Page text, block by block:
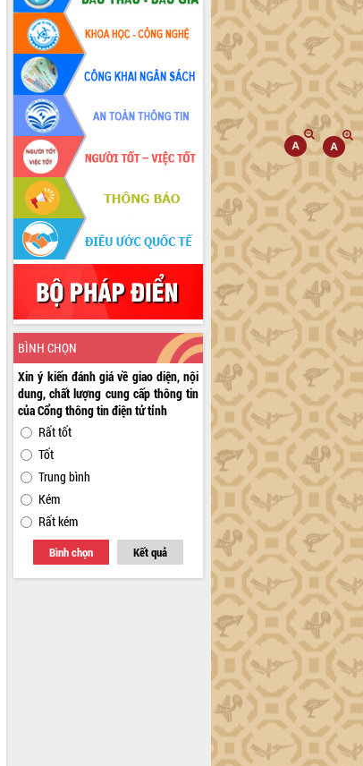
BÌNH CHỌN
Xin ý kiến đánh giá về giao diện, nội
dung, chất lượng cung cấp thông tin
của Cổng thông tin điện tử tỉnh
Rất tốt
Tốt
Trung bình
Kém
Rất kém
Bình chọn Kết quả